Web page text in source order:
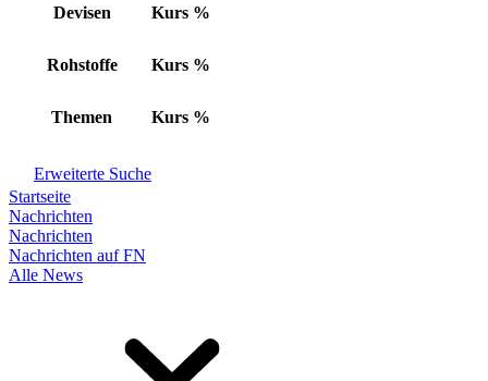
Devisen Kurs %
Rohstoffe Kurs %
Themen Kurs %
Erweiterte Suche
Startseite
Nachrichten
Nachrichten
Nachrichten auf FN
Alle News